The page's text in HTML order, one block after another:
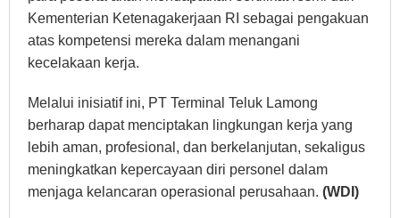
Kementerian Ketenagakerjaan RI sebagai pengakuan
atas kompetensi mereka dalam menangani
kecelakaan kerja.
Melalui inisiatif ini, PT Terminal Teluk Lamong
berharap dapat menciptakan lingkungan kerja yang
lebih aman, profesional, dan berkelanjutan, sekaligus
meningkatkan kepercayaan diri personel dalam
menjaga kelancaran operasional perusahaan. (WDI)